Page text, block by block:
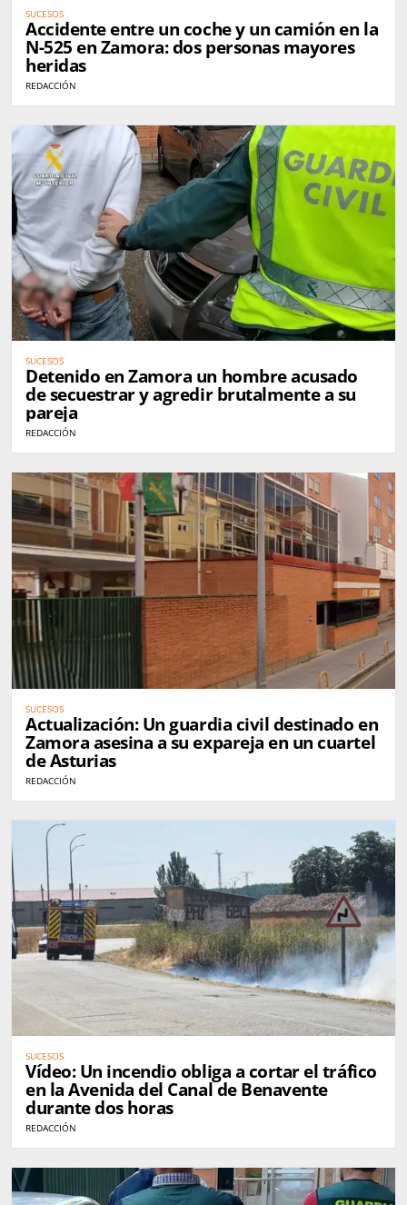
SUCESOS
Accidente entre un coche y un camión en la
N-525 en Zamora: dos personas mayores
heridas
REDACCIÓN
SUCESOS
Detenido en Zamora un hombre acusado
de secuestrar y agredir brutalmente a su
pareja
REDACCIÓN
SUCESOS
Actualización: Un guardia civil destinado en
Zamora asesina a su expareja en un cuartel
de Asturias
REDACCIÓN
SUCESOS
Vídeo: Un incendio obliga a cortar el tráfico
en la Avenida del Canal de Benavente
durante dos horas
REDACCIÓN